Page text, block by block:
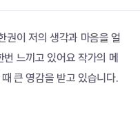
권이 저의 생각과 마음을 얼
느끼고 있어요 작가의 메
큰 영감을 받고 있습니다.